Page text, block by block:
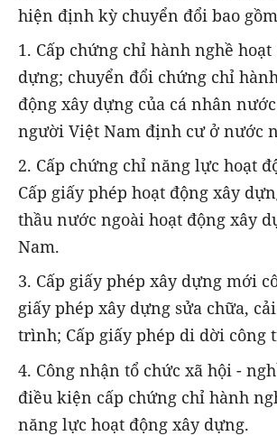
hiện định kỳ chuyển đổi bao
1. Cấp chứng chỉ hành nghề
dựng; chuyển đổi chứng chỉ
động xây dựng của cá nhân
người Việt Nam định cư ở nước
2. Cấp chứng chỉ năng lực hoạt
Cấp giấy phép hoạt động xây
thầu nước ngoài hoạt động xây
Nam.
3. Cấp giấy phép xây dựng mới
giấy phép xây dựng sửa chữa,
trình; Cấp giấy phép di dời công
4. Công nhận tổ chức xã hội -
điều kiện cấp chứng chỉ hành
năng lực hoạt động xây dựng.